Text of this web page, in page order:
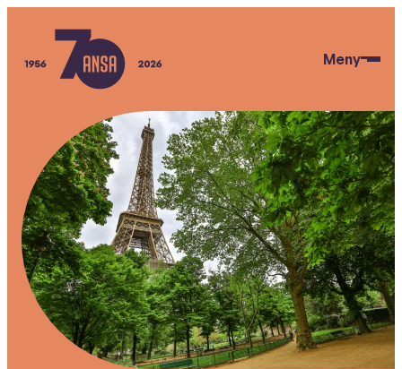
hovedinnhold
Meny